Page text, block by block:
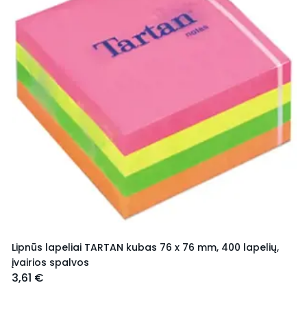
Lipnūs lapeliai TARTAN kubas 76 x 76 mm, 400 lapelių,
įvairios spalvos
3,61 €